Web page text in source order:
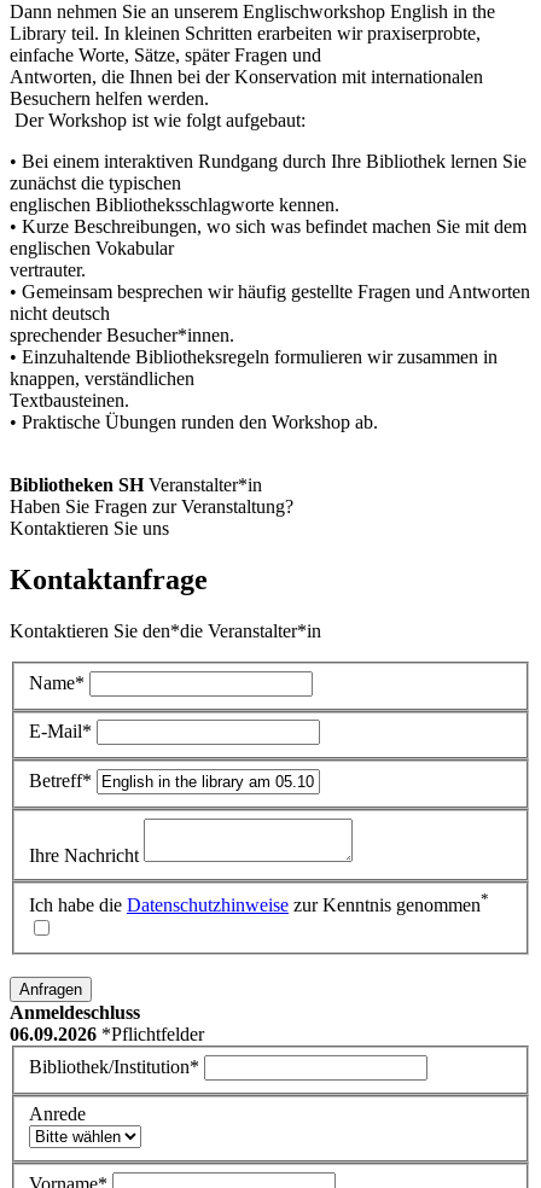
Dann nehmen Sie an unserem Englischworkshop English in the
Library teil. In kleinen Schritten erarbeiten wir praxiserprobte,
einfache Worte, Sätze, später Fragen und
Antworten, die Ihnen bei der Konservation mit internationalen
Besuchern helfen werden.
Der Workshop ist wie folgt aufgebaut:
• Bei einem interaktiven Rundgang durch Ihre Bibliothek lernen Sie
zunächst die typischen
englischen Bibliotheksschlagworte kennen.
• Kurze Beschreibungen, wo sich was befindet machen Sie mit dem
englischen Vokabular
vertrauter.
• Gemeinsam besprechen wir häufig gestellte Fragen und Antworten
nicht deutsch
sprechender Besucher*innen.
• Einzuhaltende Bibliotheksregeln formulieren wir zusammen in
knappen, verständlichen
Textbausteinen.
• Praktische Übungen runden den Workshop ab.
Bibliotheken SHVeranstalter*in
Haben Sie Fragen zur Veranstaltung?
Kontaktieren Sie uns
Kontaktanfrage
Kontaktieren Sie den*die Veranstalter*in
Name*
E-Mail*
Betreff*
Ihre Nachricht
Ich habe die Datenschutzhinweise zur Kenntnis genommen*
Anfragen
Anmeldeschluss
06.09.2026 *Pflichtfelder
Bibliothek/Institution*
Anrede
Vorname*